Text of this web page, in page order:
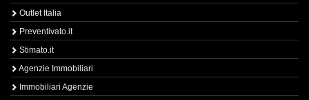
Outlet Italia
Preventivato.it
Stimato.it
Agenzie Immobiliari
Immobiliari Agenzie